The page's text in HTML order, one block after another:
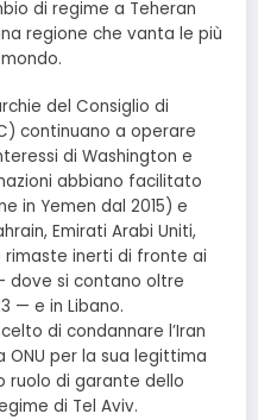
di regime a Teheran
regione che vanta le più
del Consiglio di
continuano a operare
di Washington e
abbiano facilitato
in Yemen dal 2015) e
Emirati Arabi Uniti,
rimaste inerti di fronte ai
dove si contano oltre
— e in Libano.
di condannare l’Iran
ONU per la sua legittima
ruolo di garante dello
di Tel Aviv.